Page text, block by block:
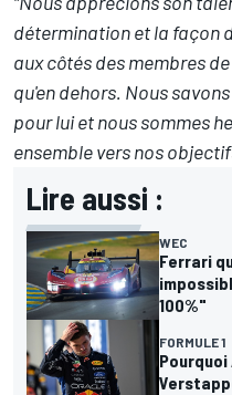
détermination et la façon
aux côtés des membres
qu'en dehors. Nous
pour lui et nous sommes
ensemble vers nos
Lire aussi :
WEC
Ferrari
100%"
FORMULE 1